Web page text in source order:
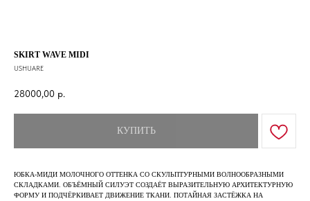
SKIRT WAVE MIDI
USHUARE
28000,00 р.
КУПИТЬ
ЮБКА-МИДИ МОЛОЧНОГО ОТТЕНКА СО СКУЛЬПТУРНЫМИ ВОЛНООБРАЗНЫМИ
СКЛАДКАМИ. ОБЪЁМНЫЙ СИЛУЭТ СОЗДАЁТ ВЫРАЗИТЕЛЬНУЮ АРХИТЕКТУРНУЮ
ФОРМУ И ПОДЧЁРКИВАЕТ ДВИЖЕНИЕ ТКАНИ. ПОТАЙНАЯ ЗАСТЁЖКА НА